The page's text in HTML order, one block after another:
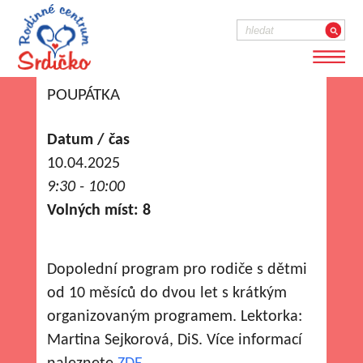
POUPÁTKA
Datum / čas
10.04.2025
9:30 - 10:00
Volných míst: 8
Dopolední program pro rodiče s dětmi
od 10 měsíců do dvou let s krátkým
organizovaným programem. Lektorka:
Martina Sejkorová, DiS. Více informací